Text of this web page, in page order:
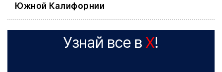
Южной Калифорнии
Узнай все в X!